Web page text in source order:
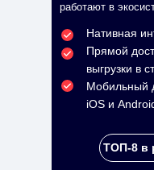
Нативная
Прямой
выгрузки в
Мобильный
iOS и
работают в
ТОП-8 в